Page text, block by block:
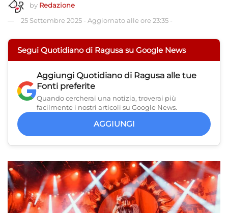
by Redazione
25 Settembre 2025 - Aggiornato alle ore 23:35 -
Segui Quotidiano di Ragusa su Google News
Aggiungi Quotidiano di Ragusa alle tue
Fonti preferite
Quando cercherai una notizia, troverai più
facilmente i nostri articoli su Google News.
AGGIUNGI